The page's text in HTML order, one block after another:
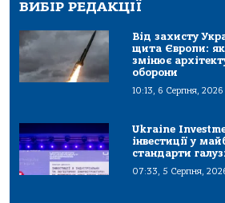
ВИБІР РЕДАКЦІЇ
Від захисту
щита Європи:
змінює
оборони
10:13, 6 Серпня, 2026
Ukraine
інвестиції у
стандарти
07:33, 5 Серпня,